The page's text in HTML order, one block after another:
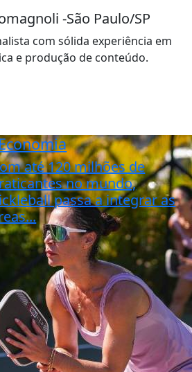
-São Paulo/SP
com sólida experiência em
e produção de conteúdo.
até 120 milhões de
no mundo,
passa a integrar as